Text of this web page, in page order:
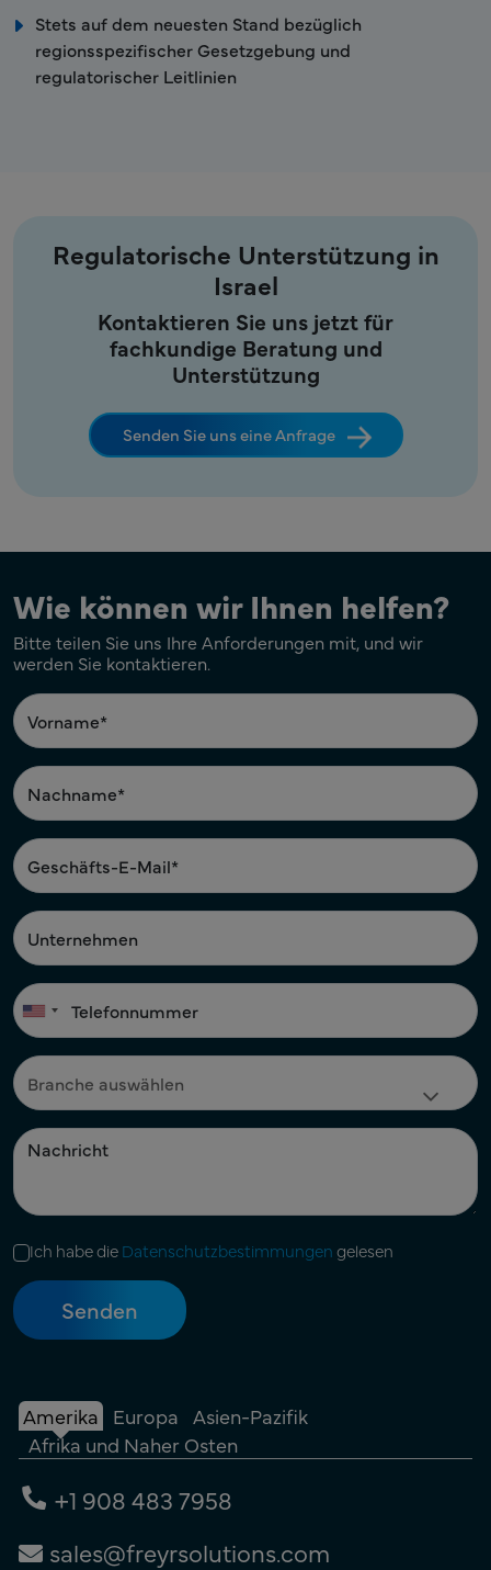
Stets auf dem neuesten Stand bezüglich
regionsspezifischer Gesetzgebung und
regulatorischer Leitlinien
Regulatorische Unterstützung in
Israel
Kontaktieren Sie uns jetzt für
fachkundige Beratung und
Unterstützung
Senden Sie uns eine Anfrage
Wie können wir Ihnen helfen?
Bitte teilen Sie uns Ihre Anforderungen mit, und wir
werden Sie kontaktieren.
Ich habe dieDatenschutzbestimmungen gelesen
Amerika Europa Asien-Pazifik
Afrika und Naher Osten
+1 908 483 7958
sales@freyrsolutions.com